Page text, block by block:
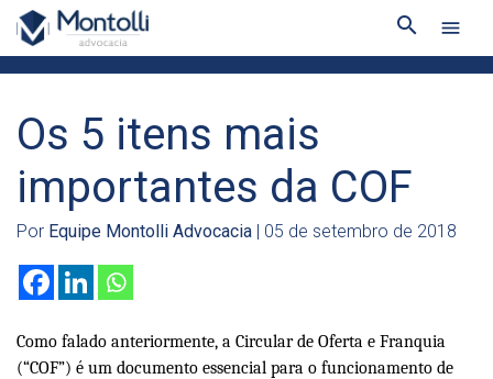
search menu
Os 5 itens mais
importantes da COF
Por Equipe Montolli Advocacia | 05 de setembro de 2018
Como falado anteriormente, a Circular de Oferta e Franquia
(“COF”) é um documento essencial para o funcionamento de